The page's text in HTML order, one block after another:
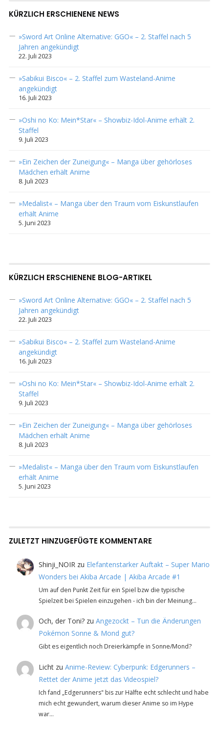
KÜRZLICH ERSCHIENENE NEWS
»Sword Art Online Alternative: GGO« – 2. Staffel nach 5
Jahren angekündigt
22. Juli 2023
»Sabikui Bisco« – 2. Staffel zum Wasteland-Anime
angekündigt
16. Juli 2023
»Oshi no Ko: Mein*Star« – Showbiz-Idol-Anime erhält 2.
Staffel
9. Juli 2023
»Ein Zeichen der Zuneigung« – Manga über gehörloses
Mädchen erhält Anime
8. Juli 2023
»Medalist« – Manga über den Traum vom Eiskunstlaufen
erhält Anime
5. Juni 2023
KÜRZLICH ERSCHIENENE BLOG-ARTIKEL
»Sword Art Online Alternative: GGO« – 2. Staffel nach 5
Jahren angekündigt
22. Juli 2023
»Sabikui Bisco« – 2. Staffel zum Wasteland-Anime
angekündigt
16. Juli 2023
»Oshi no Ko: Mein*Star« – Showbiz-Idol-Anime erhält 2.
Staffel
9. Juli 2023
»Ein Zeichen der Zuneigung« – Manga über gehörloses
Mädchen erhält Anime
8. Juli 2023
»Medalist« – Manga über den Traum vom Eiskunstlaufen
erhält Anime
5. Juni 2023
ZULETZT HINZUGEFÜGTE KOMMENTARE
Shinji_NOIR zu Elefantenstarker Auftakt – Super Mario
Wonders bei Akiba Arcade | Akiba Arcade #1
Um auf den Punkt Zeit für ein Spiel bzw die typische
Spielzeit bei Spielen einzugehen - ich bin der Meinung…
Och, der Toni? zuAngezockt – Tun die Änderungen
Pokémon Sonne & Mond gut?
Gibt es eigentlich noch Dreierkämpfe in Sonne/Mond?
Licht zuAnime-Review: Cyberpunk: Edgerunners –
Rettet der Anime jetzt das Videospiel?
Ich fand „Edgerunners" bis zur Hälfte echt schlecht und habe
mich echt gewundert, warum dieser Anime so im Hype
war…